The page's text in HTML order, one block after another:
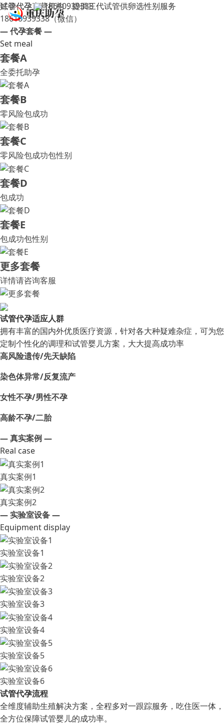
试管代孕直营机构，提供三代试管供卵选性别服务
好孕代孕
18610939338
18610939338（微信）
— 代孕套餐 —
Set meal
套餐A
全委托助孕
套餐B
零风险包成功
套餐C
零风险包成功包性别
套餐D
包成功
套餐E
包成功包性别
更多套餐
详情请咨询客服
试管代孕适应人群
拥有丰富的国内外优质医疗资源，针对各大种疑难杂症，可为您
定制个性化的调理和试管婴儿方案，大大提高成功率
高风险遗传/先天缺陷
染色体异常/反复流产
女性不孕/男性不孕
高龄不孕/二胎
— 真实案例 —
Real case
真实案例1
真实案例2
— 实验室设备 —
Equipment display
实验室设备1
实验室设备2
实验室设备3
实验室设备4
实验室设备5
实验室设备6
试管代孕流程
全维度辅助生殖解决方案，全程多对一跟踪服务，吃住医一体，
全方位保障试管婴儿的成功率。